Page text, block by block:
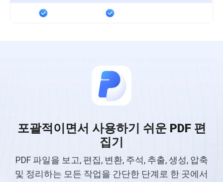
포괄적이면서 사용하기 쉬운 PDF 편
집기
PDF 파일을 보고, 편집, 변환, 주석, 추출, 생성, 압축
및 정리하는 모든 작업을 간단한 단계로 한 곳에서